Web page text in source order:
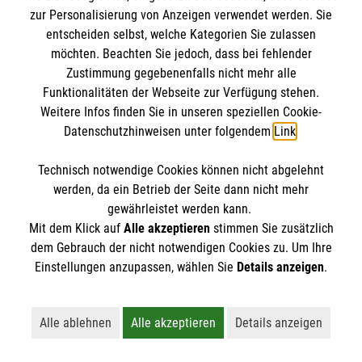
Sanitätsdienste
Die sanitätsdienstliche Versorgung bei
Veranstaltungen wie Konzerten, Sportfesten und
Großevents gehört zu den festen Aufgaben der
Mitarbeitenden des Malteser Sanitätsdiensts leisten
zur Personalisierung von Anzeigen verwendet werden. Sie
entscheiden selbst, welche Kategorien Sie zulassen
möchten. Beachten Sie jedoch, dass bei fehlender
Zustimmung gegebenenfalls nicht mehr alle
Funktionalitäten der Webseite zur Verfügung stehen.
Weitere Infos finden Sie in unseren speziellen Cookie-
Datenschutzhinweisen unter folgendem Link.
Technisch notwendige Cookies können nicht abgelehnt
werden, da ein Betrieb der Seite dann nicht mehr
gewährleistet werden kann.
Mit dem Klick auf Alle akzeptierenstimmen Sie zusätzlich
dem Gebrauch der nicht notwendigen Cookies zu. Um Ihre
Einstellungen anzupassen, wählen Sie Details anzeigen.
Alle ablehnen
Lehnt alle nicht-essentiellen Cookies ab
Alle akzeptieren
Akzeptiert alle Cookies
Details anzeigen